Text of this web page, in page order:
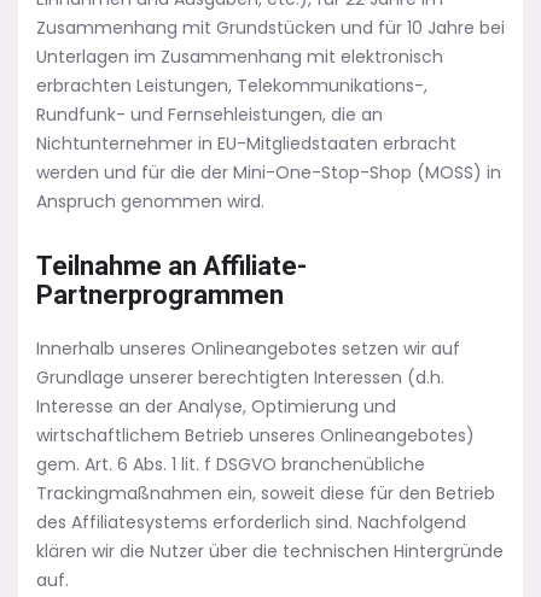
Zusammenhang mit Grundstücken und für 10 Jahre bei
Unterlagen im Zusammenhang mit elektronisch
erbrachten Leistungen, Telekommunikations-,
Rundfunk- und Fernsehleistungen, die an
Nichtunternehmer in EU-Mitgliedstaaten erbracht
werden und für die der Mini-One-Stop-Shop (MOSS) in
Anspruch genommen wird.
Teilnahme an Affiliate-
Partnerprogrammen
Innerhalb unseres Onlineangebotes setzen wir auf
Grundlage unserer berechtigten Interessen (d.h.
Interesse an der Analyse, Optimierung und
wirtschaftlichem Betrieb unseres Onlineangebotes)
gem. Art. 6 Abs. 1 lit. f DSGVO branchenübliche
Trackingmaßnahmen ein, soweit diese für den Betrieb
des Affiliatesystems erforderlich sind. Nachfolgend
klären wir die Nutzer über die technischen Hintergründe
auf.